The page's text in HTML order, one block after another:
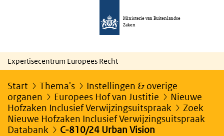
Ministerie van Buitenlandse
Zaken
Expertisecentrum Europees Recht
Start Thema's
Instellingen & overige
organen
Europees Hof van Justitie
Nieuwe
Hofzaken Inclusief Verwijzingsuitspraak
Zoek
Nieuwe Hofzaken Inclusief Verwijzingsuitspraak
Databank
C-810/24 Urban Vision